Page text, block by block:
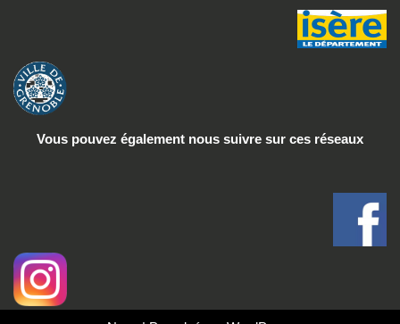
Vous pouvez également nous suivre sur ces réseaux